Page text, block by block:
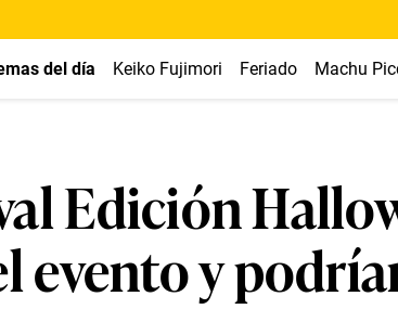
del día Keiko Fujimori Feriado Machu
Edición
evento y